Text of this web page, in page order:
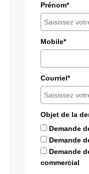
Prénom*
Mobile*
Courriel*
Objet de la
Demande
Demande
Demande
commercial